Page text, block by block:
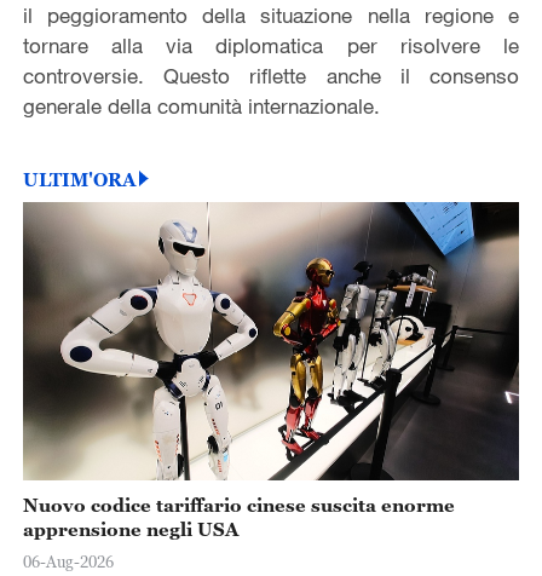
il peggioramento della situazione nella regione e
tornare alla via diplomatica per risolvere le
controversie. Questo riflette anche il consenso
generale della comunità internazionale.
ULTIM'ORA
Nuovo codice tariffario cinese suscita enorme
apprensione negli USA
06-Aug-2026